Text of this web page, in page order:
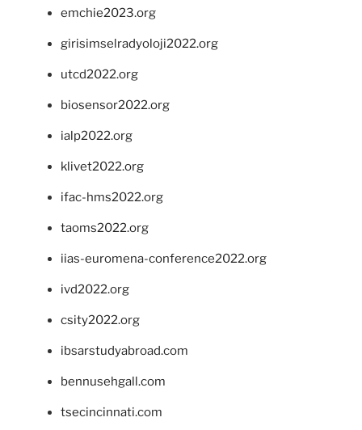
emchie2023.org
girisimselradyoloji2022.org
utcd2022.org
biosensor2022.org
ialp2022.org
klivet2022.org
ifac-hms2022.org
taoms2022.org
iias-euromena-conference2022.org
ivd2022.org
csity2022.org
ibsarstudyabroad.com
bennusehgall.com
tsecincinnati.com